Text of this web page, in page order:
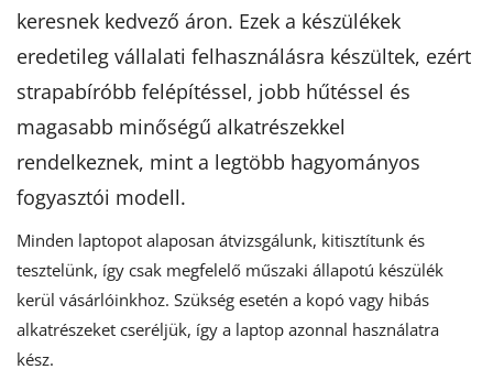
keresnek kedvező áron. Ezek a készülékek
eredetileg vállalati felhasználásra készültek, ezért
strapabíróbb felépítéssel, jobb hűtéssel és
magasabb minőségű alkatrészekkel
rendelkeznek, mint a legtöbb hagyományos
fogyasztói modell.
Minden laptopot alaposan átvizsgálunk, kitisztítunk és
tesztelünk, így csak megfelelő műszaki állapotú készülék
kerül vásárlóinkhoz. Szükség esetén a kopó vagy hibás
alkatrészeket cseréljük, így a laptop azonnal használatra
kész.